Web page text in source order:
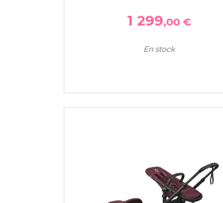
1 299,00 €
En stock